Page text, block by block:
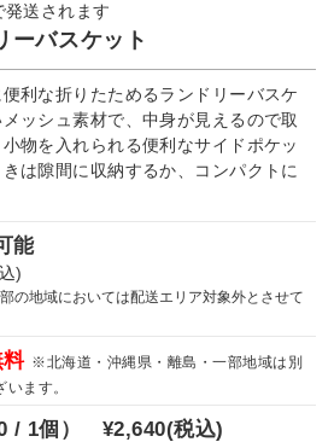
送されます
ーバスケット
利な折りたためるランドリーバスケ
ッシュ素材で、中身が見えるので取
物を入れられる便利なサイドポケッ
は隙間に収納するか、コンパクトに
能
)
の地域においては配送エリア対象外とさせて
※北海道・沖縄県・離島・一部地域は別
ます。
/ 1個） ¥2,640(税込)